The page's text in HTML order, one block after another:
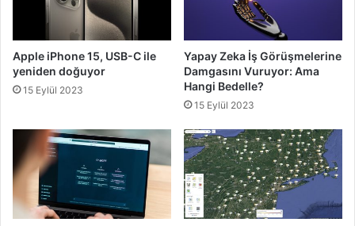
Apple iPhone 15, USB-C ile
yeniden doğuyor
15 Eylül 2023
Yapay Zeka İş Görüşmelerine
Damgasını Vuruyor: Ama
Hangi Bedelle?
15 Eylül 2023